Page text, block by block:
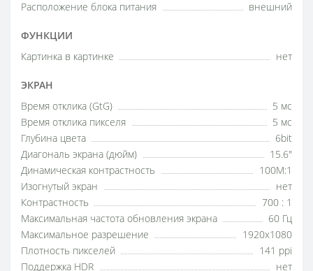
Расположение блока питания
внешний
ФУНКЦИИ
Картинка в картинке нет
ЭКРАН
Время отклика (GtG)
5 мс
Время отклика пикселя
5 мс
Глубина цвета
6bit
Диагональ экрана (дюйм)
15.6"
Динамическая контрастность
100M:1
Изогнутый экран
нет
Контрастность
700 : 1
Максимальная частота обновления экрана
60 Гц
Максимальное разрешение
1920x1080
Плотность пикселей
141 ppi
Поддержка HDR
нет